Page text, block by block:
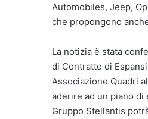
Automobiles, Jeep,
che propongono
La notizia è stata
di Contratto di
Associazione Quadri
aderire ad un piano
Gruppo Stellantis